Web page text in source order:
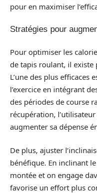
pour en maximiser
Stratégies pour
Pour optimiser les
de tapis roulant, il existe
L’une des plus efficaces
l’exercice en intégrant
des périodes de course
récupération,
augmenter sa dépense
De plus, ajuster
bénéfique. En inclinant
montée et on engage
favorise un effort plus